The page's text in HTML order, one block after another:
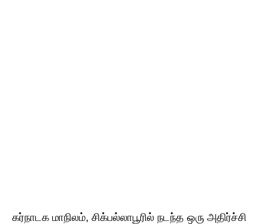
கர்நாடக மாநிலம், சிக்பல்லாபூரில் நடந்த ஒரு அதிர்ச்சி